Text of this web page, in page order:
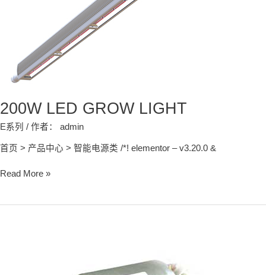
200W LED GROW LIGHT
E系列 / 作者： admin
首页 > 产品中心 > 智能电源类 /*! elementor – v3.20.0 &
Read More »